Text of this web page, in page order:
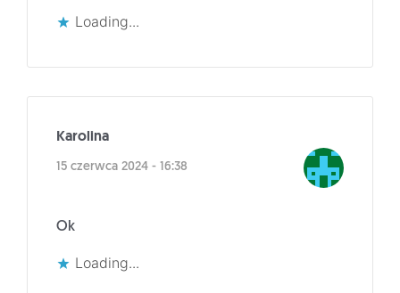
Loading...
Karolina
15 czerwca 2024 - 16:38
Ok
Loading...